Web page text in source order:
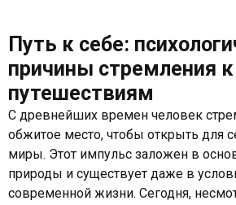
Путь к себе:
причины стремления к
путешествиям
С древнейших времен человек
обжитое место, чтобы открыть для
миры. Этот импульс заложен в
природы и существует даже в
современной жизни. Сегодня,